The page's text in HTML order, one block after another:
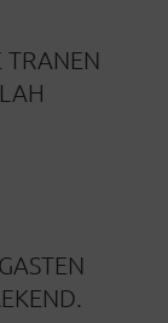
TRANEN